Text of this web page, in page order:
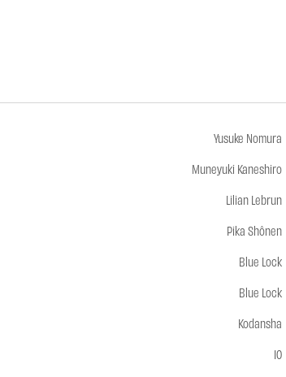
Yusuke Nomura
Muneyuki Kaneshiro
Lilian Lebrun
Pika Shônen
Blue Lock
Blue Lock
Kodansha
10